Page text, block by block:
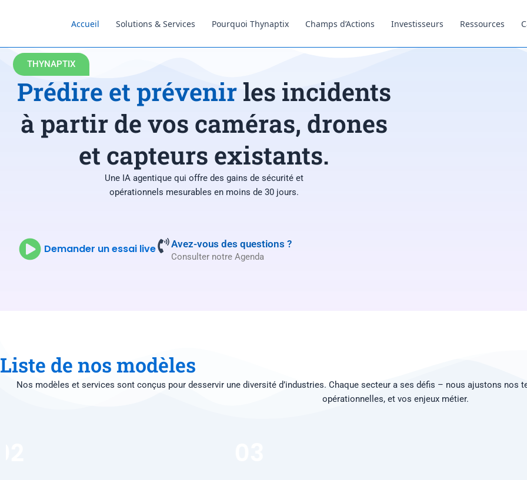
Accueil Solutions & Services Pourquoi Thynaptix Champs d’Actions Investisseurs Ressources
THYNAPTIX
Prédire et prévenirles incidents
à partir de vos caméras, drones
et capteurs existants.
Une IA agentique qui offre des gains de sécurité et
opérationnels mesurables en moins de 30 jours.
Demander un essai live Avez-vous des questions ?
Consulter notre Agenda
Liste de nos modèles
Nos modèles et services sont conçus pour desservir une diversité d’industries. Chaque secteur a ses défis – nous ajustons nos
opérationnelles, et vos enjeux métier.